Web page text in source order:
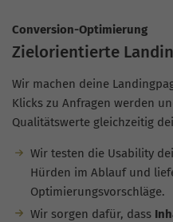
Conversion-Optimierung
Zielorientierte
Wir machen deine
Klicks zu Anfragen werden
Qualitätswerte gleichzeitig
Wir testen die Usability
Hürden im Ablauf und
Optimierungsvorschläge.
Wir sorgen dafür, dass